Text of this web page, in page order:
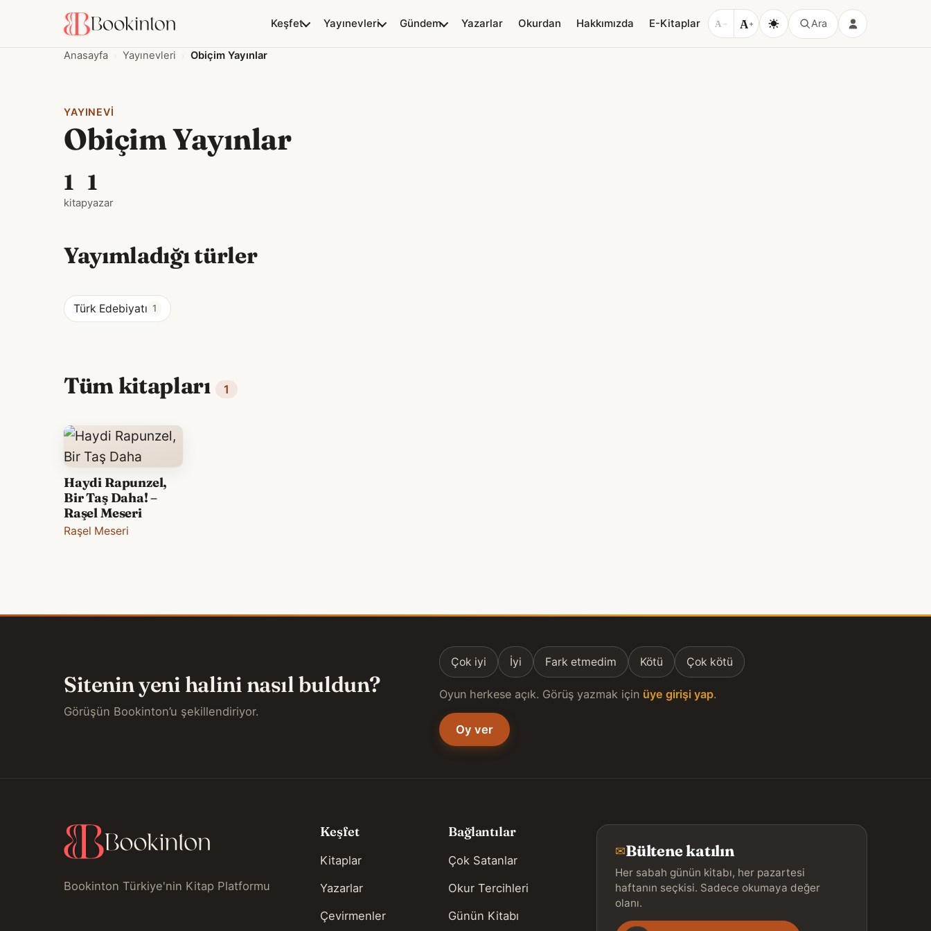
Keşfet Yayınevleri Gündem Yazarlar Okurdan Hakkımızda E-Kitaplar A − A+ Ara
Anasayfa Yayınevleri Obiçim Yayınlar
YAYINEVI
Obiçim Yayınlar
1
kitap
1
yazar
Yayımladığı türler
Türk Edebiyatı 1
Tüm kitapları 1
Haydi Rapunzel,
Bir Taş Daha! –
Raşel Meseri
Raşel Meseri
Sitenin yeni halini nasıl buldun?
Görüşün Bookinton’u şekillendiriyor.
Çok iyi İyi Fark etmedim Kötü Çok kötü
Oyun herkese açık. Görüş yazmak için üye girişi yap.
Oy ver
Bookinton Türkiye'nin Kitap Platformu
Keşfet
Kitaplar
Yazarlar
Çevirmenler
Bağlantılar
Çok Satanlar
Okur Tercihleri
Günün Kitabı
✉Bültene katılın
Her sabah günün kitabı, her pazartesi
haftanın seçkisi. Sadece okumaya değer
olanı.